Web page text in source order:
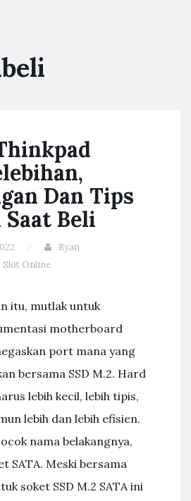
Dan Tips
Saat Beli
Ryan
Slot Online
itu, mutlak untuk
motherboard
port mana yang
bersama SSD M.2. Hard
lebih kecil, lebih tipis,
lebih dan lebih efisien.
nama belakangnya,
SATA. Meski bersama
soket SSD M.2 SATA ini